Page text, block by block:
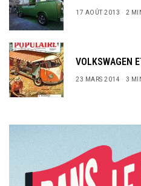
17 AOÛT 2013 2
VOLKSWAGEN
23 MARS 2014 3